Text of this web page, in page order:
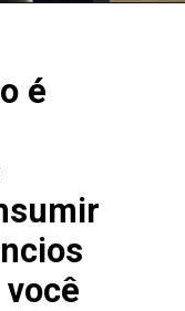
é